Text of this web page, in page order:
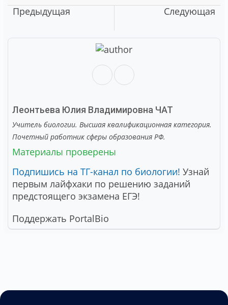
Предыдущая Следующая
Леонтьева Юлия Владимировна ЧАТ
Учитель биологии. Высшая квалификационная категория.
Почетный работник сферы образования РФ.
Материалы проверены
Подпишись на ТГ-канал по биологии! Узнай
первым лайфхаки по решению заданий
предстоящего экзамена ЕГЭ!
Поддержать PortalBio